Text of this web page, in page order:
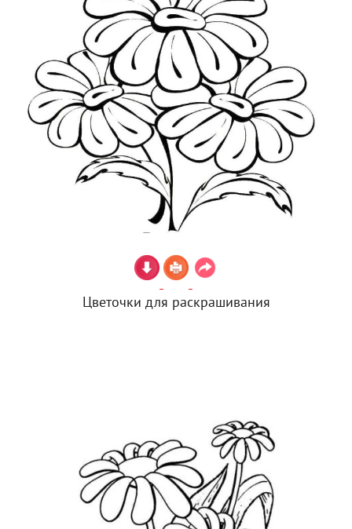
Цветочки для раскрашивания